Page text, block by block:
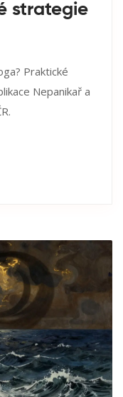
strategie
Praktické
Nepanikař a